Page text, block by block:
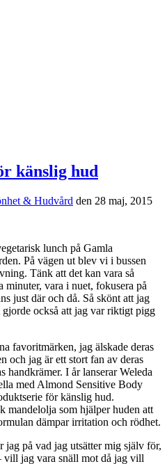
känslig hud
& Hudvård den 28 maj, 2015
lunch på Gamla
På vägen ut blev vi i bussen
Tänk att det kan vara så
minuter, vara i nuet, fokusera på
just där och då. Så skönt att jag
också att jag var riktigt pigg
favoritmärken, jag älskade deras
och jag är ett stort fan av deras
handkrämer. I år lanserar Weleda
med Almond Sensitive Body
för känslig hud.
mandelolja som hjälper huden att
dämpar irritation och rödhet.
jag på vad jag utsätter mig själv för,
vill jag vara snäll mot då jag vill